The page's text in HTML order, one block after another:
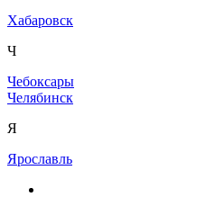
Хабаровск
Ч
Чебоксары
Челябинск
Я
Ярославль